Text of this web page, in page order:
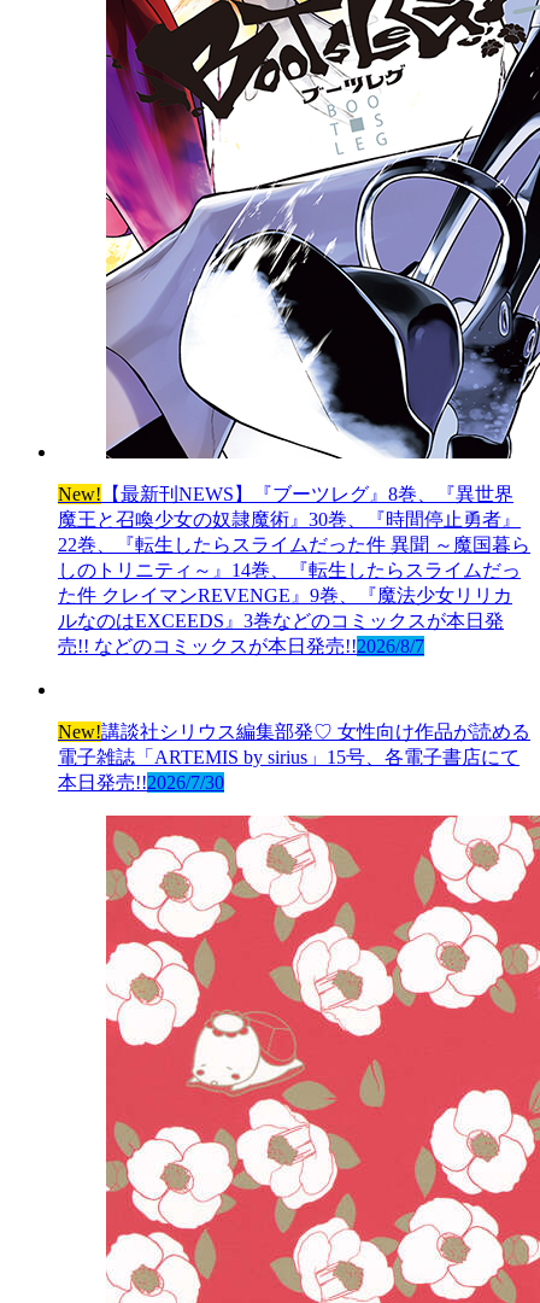
New! 【最新刊NEWS】『ブーツレグ』8巻、『異世界
魔王と召喚少女の奴隷魔術』30巻、『時間停止勇者』
22巻、『転生したらスライムだった件 異聞 ～魔国暮ら
しのトリニティ～』14巻、『転生したらスライムだっ
た件 クレイマンREVENGE』9巻、『魔法少女リリカ
ルなのはEXCEEDS』3巻などのコミックスが本日発
売!! などのコミックスが本日発売!!2026/8/7
New!講談社シリウス編集部発♡ 女性向け作品が読める
電子雑誌「ARTEMIS by sirius」15号、各電子書店にて
本日発売!!2026/7/30